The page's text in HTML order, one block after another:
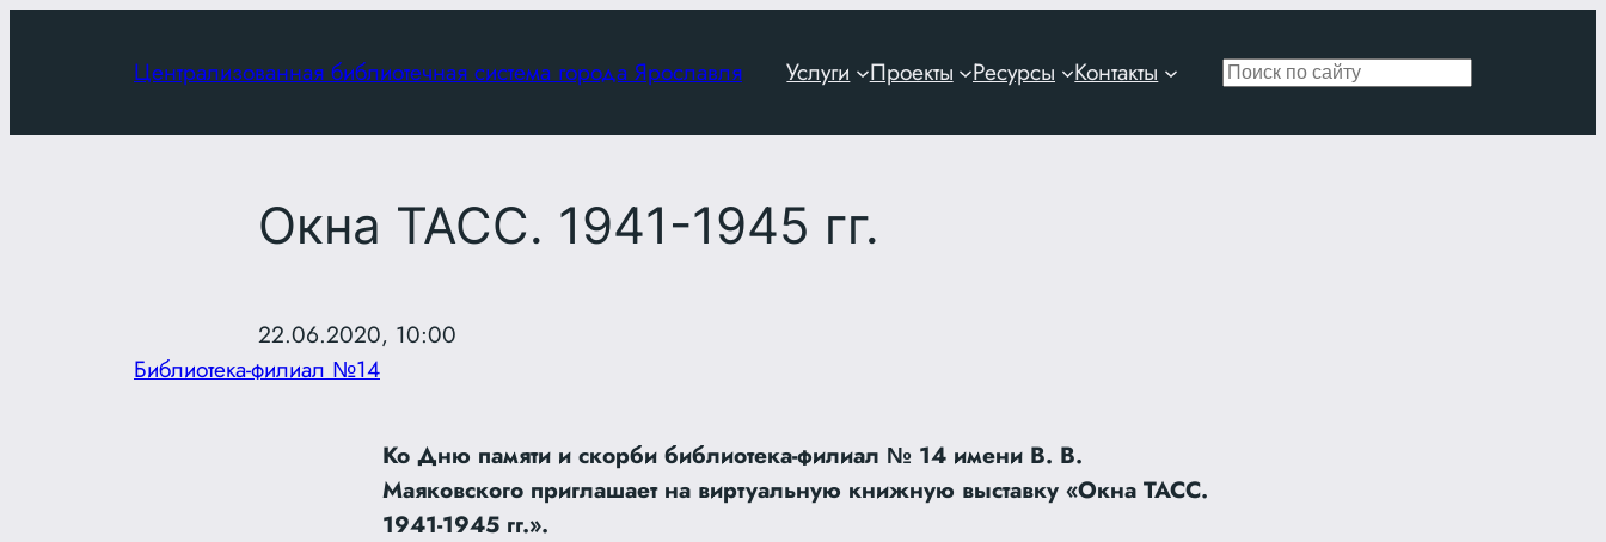
Централизованная библиотечная система города Ярославля Услуги Проекты Ресурсы Контакты Поиск
Окна ТАСС. 1941-1945 гг.
22.06.2020, 10:00
Библиотека-филиал №14
Ко Дню памяти и скорби библиотека-филиал № 14 имени В. В.
Маяковского приглашает на виртуальную книжную выставку «Окна ТАСС.
1941-1945 гг.».